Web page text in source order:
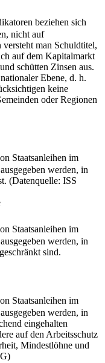
beziehen sich
nicht auf
versteht man Schuldtitel,
auf dem Kapitalmarkt
schütten Zinsen aus.
Ebene, d. h.
keine
oder Regionen
Staatsanleihen im
werden, in
(Datenquelle: ISS
Staatsanleihen im
werden, in
sind.
Staatsanleihen im
werden, in
eingehalten
auf den Arbeitsschutz
Mindestlöhne und